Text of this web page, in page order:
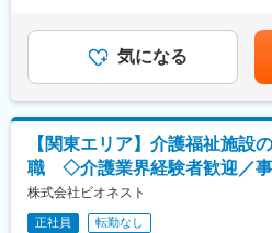
14～17時：夜に向けた仕込み作
17～18時：ご来店いただくお客
■育成環境
入社後は研修センターにて約1ヶ
理、接客、店舗運営の1日の流
研修期間中は指定の社員寮（家
ただけます◎
■このポジションの魅力
・最短半年～1年でSV昇格も可能
いる環境でマネジメントメイン
ジャー経験積んでいきたい！
■業務内容：
まずは「丸亀製麺」の店長とし
将来的にマネージャーとして複
理・運営などのマネジメント業
・売上管理
・スタッフ育成
・シフト作成
35歳・エリアマネージャー／月
当537万円／28歳・スーパーバ
ンティブ＋諸手当賃金はあくま
じて上下する可能性があります
記です。
気になる
【関東エリア】介護福祉施設
職 ◇介護業界経験者歓迎／
株式会社ビオネスト
正社員 転勤なし